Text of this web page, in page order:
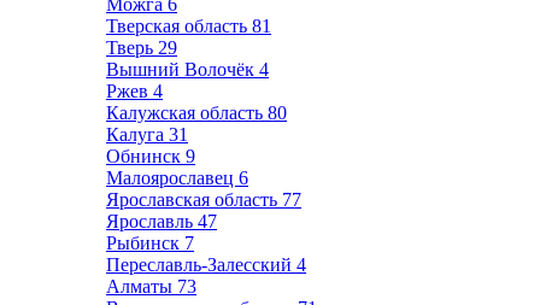
Можга 6
Тверская область 81
Тверь 29
Вышний Волочёк 4
Ржев 4
Калужская область 80
Калуга 31
Обнинск 9
Малоярославец 6
Ярославская область 77
Ярославль 47
Рыбинск 7
Переславль-Залесский 4
Алматы 73